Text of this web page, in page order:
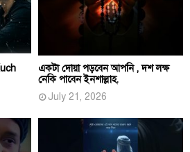
একটা দোয়া পড়বেন আপনি , দশ লক্ষ
নেকি পাবেন ইনশাল্লাহ.
July 21, 2026